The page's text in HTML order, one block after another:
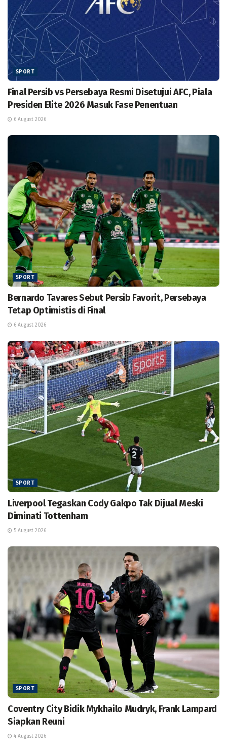
SPORT
Final Persib vs Persebaya Resmi Disetujui AFC, Piala
Presiden Elite 2026 Masuk Fase Penentuan
6 August 2026
SPORT
Bernardo Tavares Sebut Persib Favorit, Persebaya
Tetap Optimistis di Final
6 August 2026
SPORT
Liverpool Tegaskan Cody Gakpo Tak Dijual Meski
Diminati Tottenham
5 August 2026
SPORT
Coventry City Bidik Mykhailo Mudryk, Frank Lampard
Siapkan Reuni
4 August 2026